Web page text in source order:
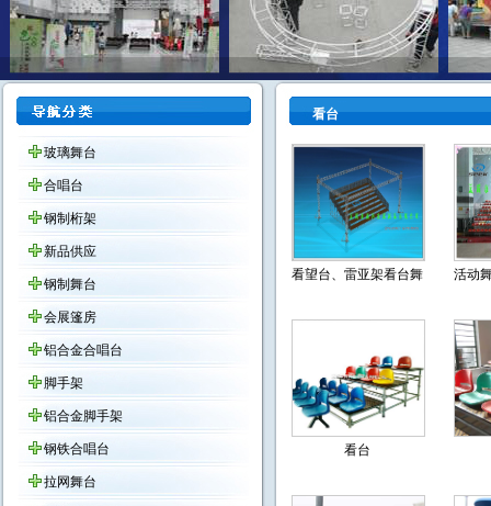
玻璃舞台
合唱台
钢制桁架
新品供应
钢制舞台
会展篷房
铝合金合唱台
脚手架
铝合金脚手架
钢铁合唱台
拉网舞台
看台
看望台、雷亚架看台舞台、观众
活动
看台